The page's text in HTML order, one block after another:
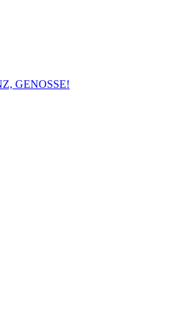
GENOSSE!